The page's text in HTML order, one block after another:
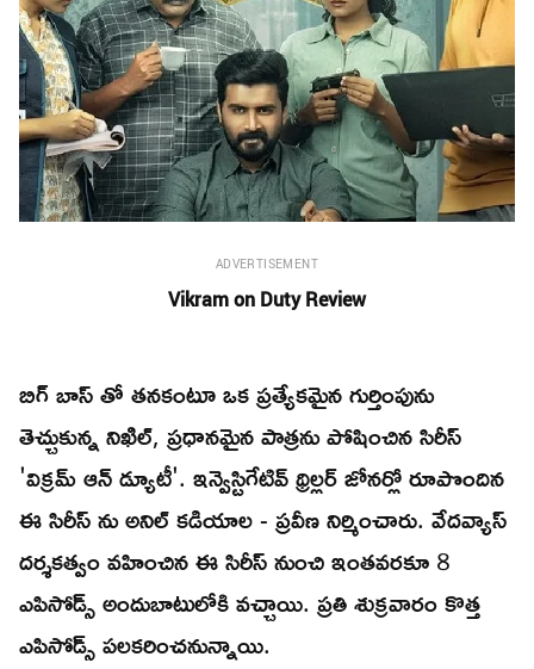
ADVERTISEMENT
Vikram on Duty Review
బిగ్ బాస్ తో తనకంటూ ఒక ప్రత్యేకమైన గుర్తింపును
తెచ్చుకున్న నిఖిల్, ప్రధానమైన పాత్రను పోషించిన సిరీస్
'విక్రమ్ ఆన్ డ్యూటీ'. ఇన్వెస్టిగేటివ్ థ్రిల్లర్ జోనర్లో రూపొందిన
ఈ సిరీస్ ను అనిల్ కడియాల - ప్రవీణ నిర్మించారు. వేదవ్యాస్
దర్శకత్వం వహించిన ఈ సిరీస్ నుంచి ఇంతవరకూ 8
ఎపిసోడ్స్ అందుబాటులోకి వచ్చాయి. ప్రతి శుక్రవారం కొత్త
ఎపిసోడ్స్ పలకరించనున్నాయి.